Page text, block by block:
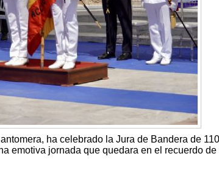
ha celebrado la Jura de Bandera de 110
emotiva jornada que quedara en el recuerdo de